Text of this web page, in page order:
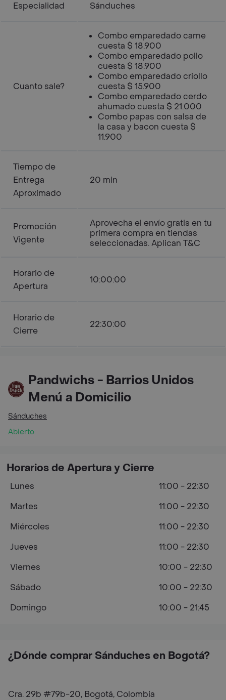
Especialidad Sánduches
Cuanto sale?
Combo emparedado carne
cuesta $ 18.900
Combo emparedado pollo
cuesta $ 18.900
Combo emparedado criollo
cuesta $ 15.900
Combo emparedado cerdo
ahumado cuesta $ 21.000
Combo papas con salsa de
la casa y bacon cuesta $
11.900
Tiempo de
Entrega
Aproximado
20 min
Promoción
Vigente
Aprovecha el envío gratis en tu
primera compra en tiendas
seleccionadas. Aplican T&C
Horario de
Apertura
10:00:00
Horario de
Cierre
22:30:00
Pandwichs - Barrios Unidos
Menú a Domicilio
Sánduches
Abierto
¿Dónde comprar Sánduches en Bogotá?
Cra. 29b #79b-20, Bogotá, Colombia
Horarios de Apertura y Cierre
Lunes
11:00 - 22:30
Martes
11:00 - 22:30
Miércoles
11:00 - 22:30
Jueves
11:00 - 22:30
Viernes
10:00 - 22:30
Sábado
10:00 - 22:30
Domingo
10:00 - 21:45